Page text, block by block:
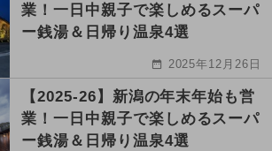
業！一日中親子で楽しめるスーパ
ー銭湯＆日帰り温泉4選
2025年12月26日
【2025-26】新潟の年末年始も営
業！一日中親子で楽しめるスーパ
ー銭湯＆日帰り温泉4選